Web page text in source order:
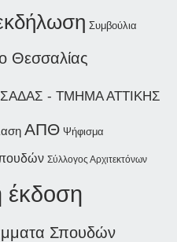
Συμβούλια
Θεσσαλίας
ΣΑΔΑΣ - ΤΜΗΜΑ ΑΤΤΙΚΗΣ
ΑΠΘ Ψήφισμα
Σύλλογος Αρχιτεκτόνων
έκδοση
Σπουδών